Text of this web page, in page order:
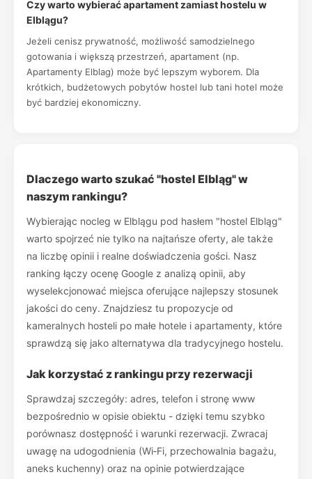
Czy warto wybierać apartament zamiast hostelu w
Elblągu?
Jeżeli cenisz prywatność, możliwość samodzielnego
gotowania i większą przestrzeń, apartament (np.
Apartamenty Elblag) może być lepszym wyborem. Dla
krótkich, budżetowych pobytów hostel lub tani hotel może
być bardziej ekonomiczny.
Dlaczego warto szukać "hostel Elbląg" w
naszym rankingu?
Wybierając nocleg w Elblągu pod hasłem "hostel Elbląg"
warto spojrzeć nie tylko na najtańsze oferty, ale także
na liczbę opinii i realne doświadczenia gości. Nasz
ranking łączy ocenę Google z analizą opinii, aby
wyselekcjonować miejsca oferujące najlepszy stosunek
jakości do ceny. Znajdziesz tu propozycje od
kameralnych hosteli po małe hotele i apartamenty, które
sprawdzą się jako alternatywa dla tradycyjnego hostelu.
Jak korzystać z rankingu przy rezerwacji
Sprawdzaj szczegóły: adres, telefon i stronę www
bezpośrednio w opisie obiektu - dzięki temu szybko
porównasz dostępność i warunki rezerwacji. Zwracaj
uwagę na udogodnienia (Wi‑Fi, przechowalnia bagażu,
aneks kuchenny) oraz na opinie potwierdzające